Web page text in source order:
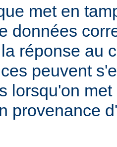
met en
données
réponse au
peuvent
lorsqu'on
provenance